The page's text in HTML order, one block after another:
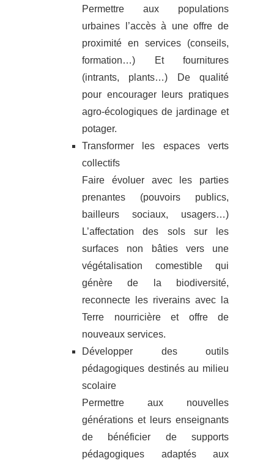
Permettre aux populations
urbaines l’accès à une offre de
proximité en services (conseils,
formation…) Et fournitures
(intrants, plants…) De qualité
pour encourager leurs pratiques
agro-écologiques de jardinage et
potager.
Transformer les espaces verts
collectifs
Faire évoluer avec les parties
prenantes (pouvoirs publics,
bailleurs sociaux, usagers…)
L’affectation des sols sur les
surfaces non bâties vers une
végétalisation comestible qui
génère de la biodiversité,
reconnecte les riverains avec la
Terre nourricière et offre de
nouveaux services.
Développer des outils
pédagogiques destinés au milieu
scolaire
Permettre aux nouvelles
générations et leurs enseignants
de bénéficier de supports
pédagogiques adaptés aux